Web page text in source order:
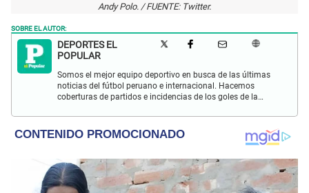
Andy Polo. / FUENTE: Twitter.
SOBRE EL AUTOR:
DEPORTES EL
POPULAR
Somos el mejor equipo deportivo en busca de las últimas
noticias del fútbol peruano e internacional. Hacemos
coberturas de partidos e incidencias de los goles de la
eventos deportivos.